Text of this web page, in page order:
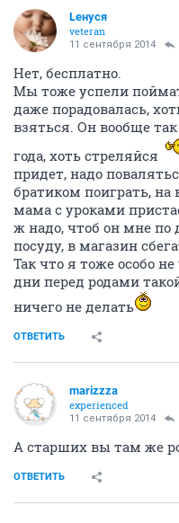
Lенуся
veteran
11 сентября 2014
Нет, бесплатно.
Мы тоже успели
даже порадовалась,
взяться. Он вообще
года, хоть стреляйся
придет, надо
братиком поиграть, на
мама с уроками
ж надо, чтоб он мне
посуду, в магазин
Так что я тоже особо
дни перед родами
ничего не делать
ОТВЕТИТЬ
marizzza
experienced
11 сентября 2014
А старших вы там же
ОТВЕТИТЬ